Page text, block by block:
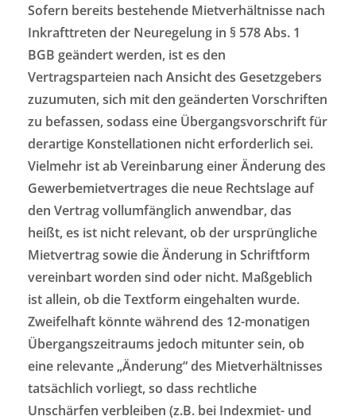
Sofern bereits bestehende Mietverhältnisse nach
Inkrafttreten der Neuregelung in § 578 Abs. 1
BGB geändert werden, ist es den
Vertragsparteien nach Ansicht des Gesetzgebers
zuzumuten, sich mit den geänderten Vorschriften
zu befassen, sodass eine Übergangsvorschrift für
derartige Konstellationen nicht erforderlich sei.
Vielmehr ist ab Vereinbarung einer Änderung des
Gewerbemietvertrages die neue Rechtslage auf
den Vertrag vollumfänglich anwendbar, das
heißt, es ist nicht relevant, ob der ursprüngliche
Mietvertrag sowie die Änderung in Schriftform
vereinbart worden sind oder nicht. Maßgeblich
ist allein, ob die Textform eingehalten wurde.
Zweifelhaft könnte während des 12-monatigen
Übergangszeitraums jedoch mitunter sein, ob
eine relevante „Änderung“ des Mietverhältnisses
tatsächlich vorliegt, so dass rechtliche
Unschärfen verbleiben (z.B. bei Indexmiet- und